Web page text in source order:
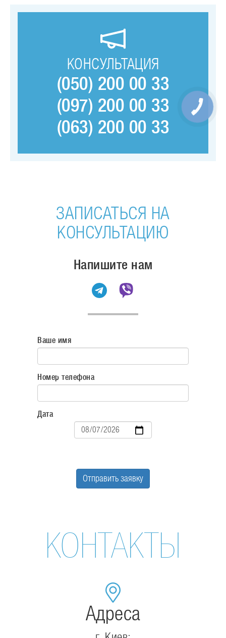
КОНСУЛЬТАЦИЯ
(050) 200 00 33
(097) 200 00 33
(063) 200 00 33
ЗАПИСАТЬСЯ НА
КОНСУЛЬТАЦИЮ
Напишите нам
Ваше имя
Номер телефона
Дата
Дата
Отправить заявку
КОНТАКТЫ
Адреса